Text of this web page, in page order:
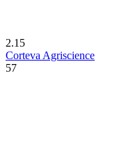
2.15
Corteva Agriscience
57